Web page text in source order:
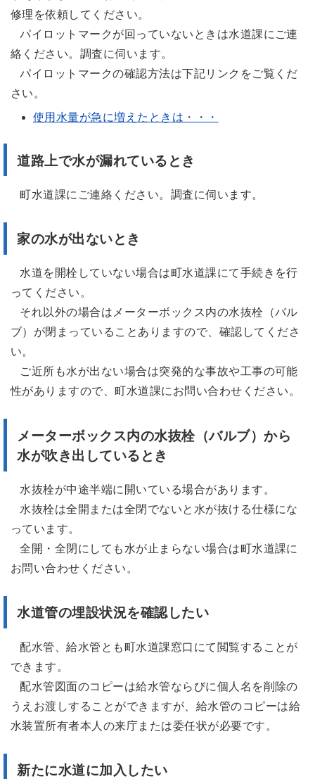
修理を依頼してください。
パイロットマークが回っていないときは水道課にご連
絡ください。調査に伺います。
パイロットマークの確認方法は下記リンクをご覧くだ
さい。
使用水量が急に増えたときは・・・
道路上で水が漏れているとき
町水道課にご連絡ください。調査に伺います。
家の水が出ないとき
水道を開栓していない場合は町水道課にて手続きを行
ってください。
それ以外の場合はメーターボックス内の水抜栓（バル
ブ）が閉まっていることありますので、確認してくださ
い。
ご近所も水が出ない場合は突発的な事故や工事の可能
性がありますので、町水道課にお問い合わせください。
メーターボックス内の水抜栓（バルブ）から
水が吹き出しているとき
水抜栓が中途半端に開いている場合があります。
水抜栓は全開または全閉でないと水が抜ける仕様にな
っています。
全開・全閉にしても水が止まらない場合は町水道課に
お問い合わせください。
水道管の埋設状況を確認したい
配水管、給水管とも町水道課窓口にて閲覧することが
できます。
配水管図面のコピーは給水管ならびに個人名を削除の
うえお渡しすることができますが、給水管のコピーは給
水装置所有者本人の来庁または委任状が必要です。
新たに水道に加入したい